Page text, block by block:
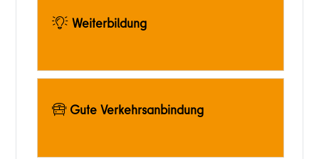
Weiterbildung
Gute Verkehrsanbindung